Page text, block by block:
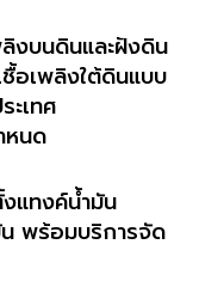
งบนดินและฝังดิน
อเพลิงใต้ดินแบบ
ะเทศ
หนด
แทงค์น้ำมัน
พร้อมบริการจัด